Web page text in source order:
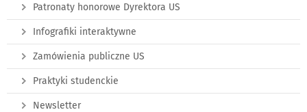
Patronaty honorowe Dyrektora US
Infografiki interaktywne
Zamówienia publiczne US
Praktyki studenckie
Newsletter